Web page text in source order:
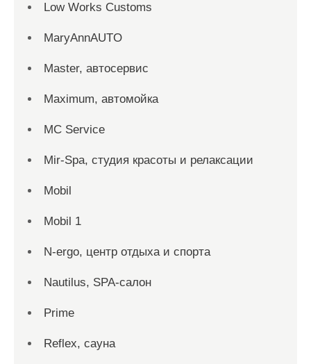
Low Works Customs
MaryAnnAUTO
Master, автосервис
Maximum, автомойка
MC Service
Mir-Spa, студия красоты и релаксации
Mobil
Mobil 1
N-ergo, центр отдыха и спорта
Nautilus, SPA-салон
Prime
Reflex, сауна